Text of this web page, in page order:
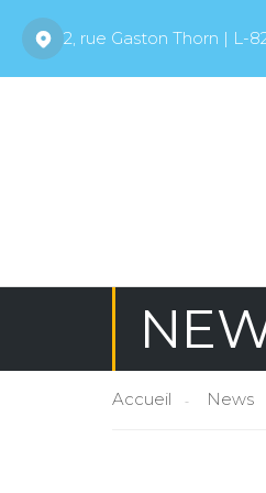
2, rue Gaston Thorn | L-
Accueil News